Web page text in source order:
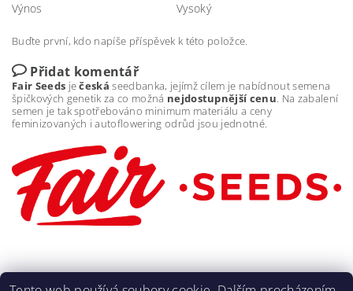
Výnos
Vysoký
Buďte první, kdo napíše příspěvek k této položce.
Přidat komentář
Fair Seeds ječeská seedbanka, jejímž cílem je nabídnout semena
špičkových genetik za co možná nejdostupnějšícenu. Na zabalení
semen je tak spotřebováno minimum materiálu a ceny
feminizovaných i autoflowering odrůd jsou jednotné.